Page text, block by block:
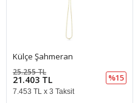
Külçe Şahmeran
21.403 TL
25.255 TL
%15
7.453 TL x 3 Taksit